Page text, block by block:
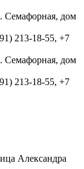
Семафорная, дом
213-18-55, +7
Семафорная, дом
213-18-55, +7
Александра